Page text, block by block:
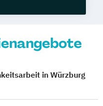
in Würzburg